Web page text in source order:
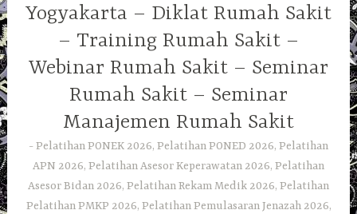
Yogyakarta – Diklat Rumah Sakit
– Training Rumah Sakit –
Webinar Rumah Sakit – Seminar
Rumah Sakit – Seminar
Manajemen Rumah Sakit
Pelatihan PONEK 2026, Pelatihan PONED 2026, Pelatihan
APN 2026, Pelatihan Asesor Keperawatan 2026, Pelatihan
Asesor Bidan 2026, Pelatihan Rekam Medik 2026, Pelatihan
Pelatihan PMKP 2026, Pelatihan Pemulasaran Jenazah 2026,